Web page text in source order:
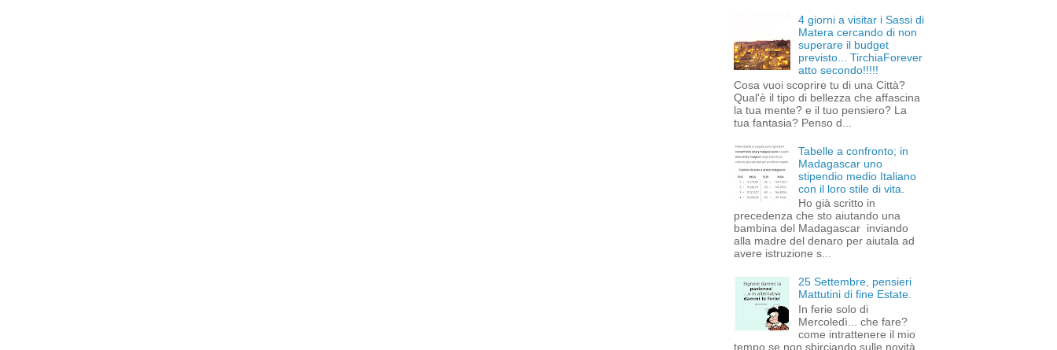
4 giorni a visitar i Sassi di
Matera cercando di non
superare il budget
previsto... TirchiaForever
atto secondo!!!!!
Cosa vuoi scoprire tu di una Città?
Qual'è il tipo di bellezza che affascina
la tua mente? e il tuo pensiero? La
tua fantasia? Penso d...
Tabelle a confronto; in
Madagascar uno
stipendio medio Italiano
con il loro stile di vita.
Ho già scritto in
precedenza che sto aiutando una
bambina del Madagascar inviando
alla madre del denaro per aiutala ad
avere istruzione s...
25 Settembre, pensieri
Mattutini di fine Estate.
In ferie solo di
Mercoledì... che fare?
come intrattenere il mio
tempo se non sbirciando sulle novità